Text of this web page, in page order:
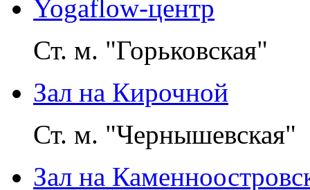
Yogaflow-центр
Ст. м. "Горьковская"
Зал на Кирочной
Ст. м. "Чернышевская"
Зал на